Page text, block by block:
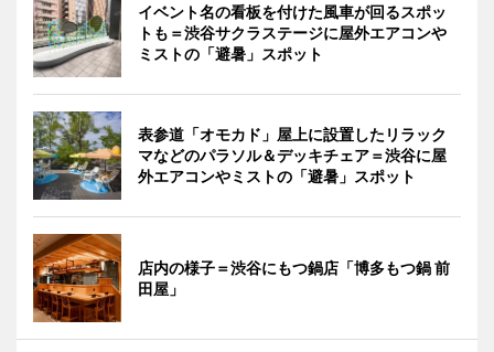
イベント名の看板を付けた風車が回るスポッ
トも＝渋谷サクラステージに屋外エアコンや
ミストの「避暑」スポット
表参道「オモカド」屋上に設置したリラック
マなどのパラソル＆デッキチェア＝渋谷に屋
外エアコンやミストの「避暑」スポット
店内の様子＝渋谷にもつ鍋店「博多もつ鍋 前
田屋」